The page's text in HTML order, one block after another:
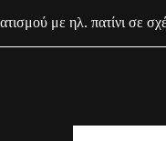
με ηλ. πατίνι σε